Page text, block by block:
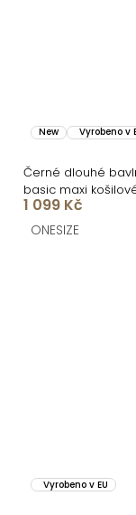
New Vyrobeno v
Černé dlouhé
basic maxi
FLARETA
1 099 Kč
ONESIZE
Vyrobeno v EU